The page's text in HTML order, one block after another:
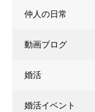
仲人の日常
動画ブログ
婚活
婚活イベント